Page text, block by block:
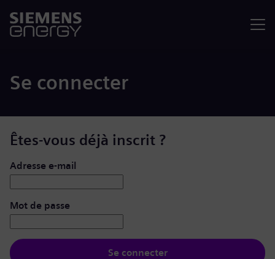
Se connecter
Êtes-vous déjà inscrit ?
Se connecter : nom d’utilisateur et mot de passe
Adresse e-mail
Mot de passe
Se connecter